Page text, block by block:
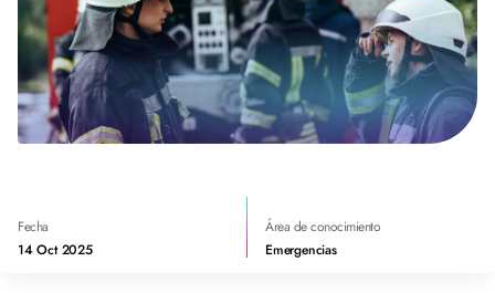
Fecha
14 Oct 2025
Área de conocimiento
Emergencias